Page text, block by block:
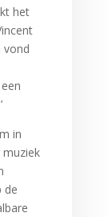
het
vond
in
de